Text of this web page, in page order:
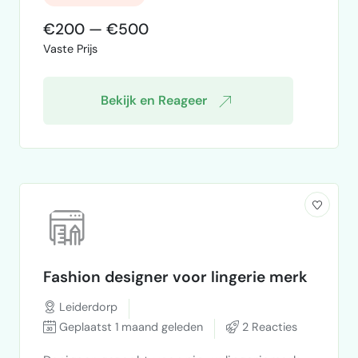
creëren dat modern, fris, premium en
speels oogt. Het moet een breed publiek
aanspreken en eruitzien alsof het verkocht
uitstraling mag geïnspi…
€200 — €500
Vaste Prijs
Bekijk en Reageer
Fashion designer voor lingerie merk
Leiderdorp
Geplaatst 1 maand geleden
2 Reacties